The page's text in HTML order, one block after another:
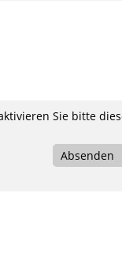
Sie bitte
Absenden